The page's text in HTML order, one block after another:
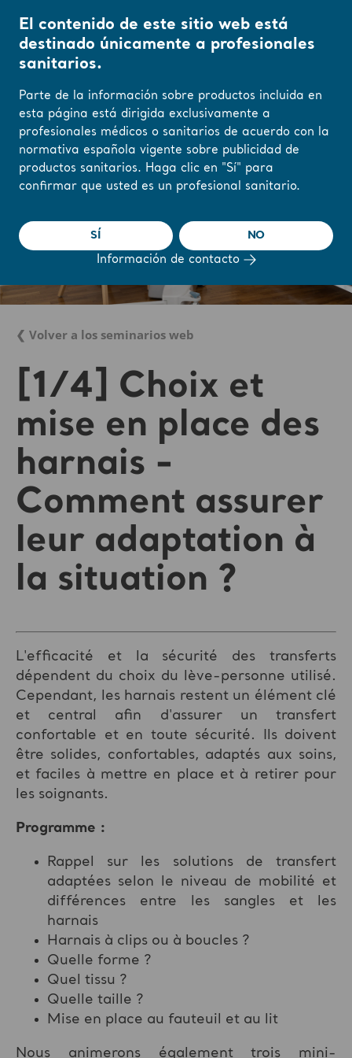
❮ Volver a los seminarios web
[1/4] Choix et
mise en place des
harnais -
Comment assurer
leur adaptation à
la situation ?
L'efficacité et la sécurité des transferts
dépendent du choix du lève-personne utilisé.
Cependant, les harnais restent un élément clé
et central afin d'assurer un transfert
confortable et en toute sécurité. Ils doivent
être solides, confortables, adaptés aux soins,
et faciles à mettre en place et à retirer pour
les soignants.
Programme :
Rappel sur les solutions de transfert
adaptées selon le niveau de mobilité et
différences entre les sangles et les
harnais
Harnais à clips ou à boucles ?
Quelle forme ?
Quel tissu ?
Quelle taille ?
Mise en place au fauteuil et au lit
Nous animerons également trois mini-
El contenido de este sitio web está
destinado únicamente a profesionales
sanitarios.
Parte de la información sobre productos incluida en
esta página está dirigida exclusivamente a
profesionales médicos o sanitarios de acuerdo con la
normativa española vigente sobre publicidad de
productos sanitarios. Haga clic en "Sí" para
confirmar que usted es un profesional sanitario.
SÍ NO
Información de contacto